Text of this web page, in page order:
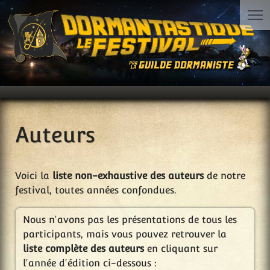
Auteurs
Voici la liste non-exhaustive des auteursde notre
festival, toutes années confondues.
Nous n'avons pas les présentations de tous les
participants, mais vous pouvez retrouver la
liste complète des auteursen cliquant sur
l'année d'édition ci-dessous :